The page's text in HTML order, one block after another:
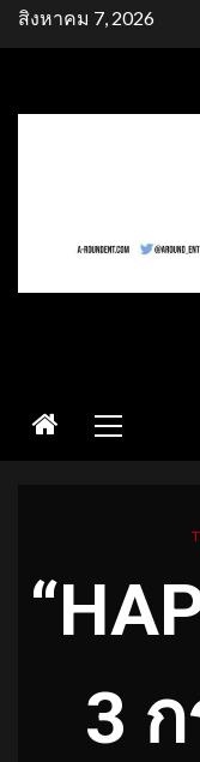
Skipสิงหาคม 7, 2026
Menu
3